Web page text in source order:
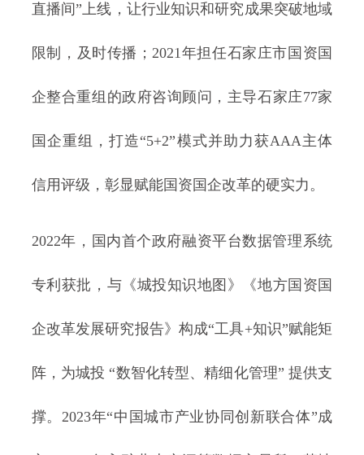
直播间”上线，让行业知识和研究成果突破地域
限制，及时传播；2021年担任石家庄市国资国
企整合重组的政府咨询顾问，主导石家庄77家
国企重组，打造“5+2”模式并助力获AAA主体
信用评级，彰显赋能国资国企改革的硬实力。
2022年，国内首个政府融资平台数据管理系统
专利获批，与《城投知识地图》《地方国资国
企改革发展研究报告》构成“工具+知识”赋能矩
阵，为城投 “数智化转型、精细化管理” 提供支
撑。2023年“中国城市产业协同创新联合体”成